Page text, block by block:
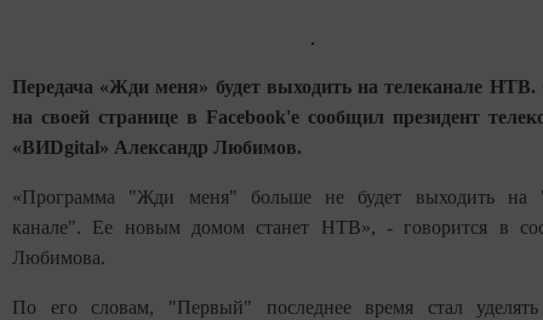
Передача «Жди меня» будет выходить на телеканале НТВ.
на своей странице в Facebоok'е сообщил президент
«ВИDgital» Александр Любимов.
«Программа "Жди меня" больше не будет выходить на
канале". Ее новым домом станет НТВ», - говорится в
Любимова.
По его словам, "Первый" последнее время стал